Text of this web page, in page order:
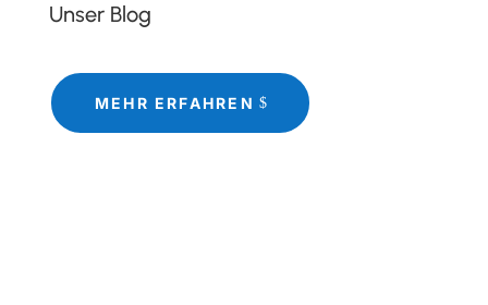
Unser Blog
MEHR ERFAHREN